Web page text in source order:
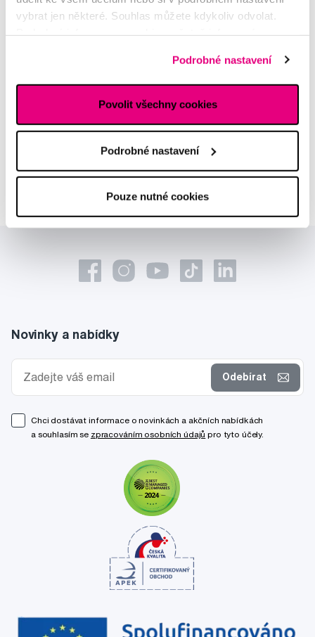
vybrat jen některé. Souhlas můžete kdykoliv odvolat.
Podrobné nastavení
Povolit všechny cookies
Podrobné nastavení
Pouze nutné cookies
MDDr. Tomáš Pražák
Odborná zubní konzultace –
parodontologie
sortimentu
MUDr. Alžběta Smetanová
dermatovenerologie
Novinky a nabídky
Odebírat
Chci dostávat informace o novinkách a akčních nabídkách
a souhlasím se zpracováním osobních údajů pro tyto účely.